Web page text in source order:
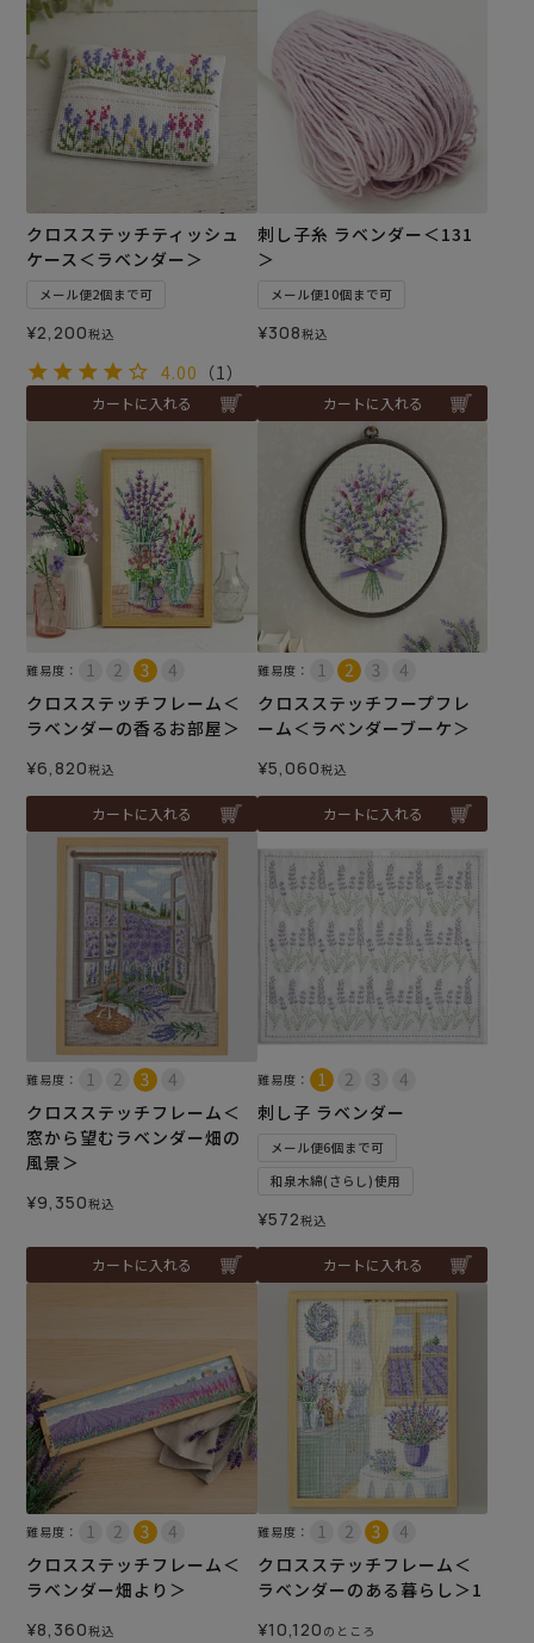
クロスステッチティッシュ
ケース＜ラベンダー＞
メール便2個まで可
¥2,200税込
4.00 （1）
カートに入れる
刺し子糸 ラベンダー＜131
＞
メール便10個まで可
¥308税込
カートに入れる
難易度：
クロスステッチフレーム＜
ラベンダーの香るお部屋＞
¥6,820税込
カートに入れる
難易度：
クロスステッチフープフレ
ーム＜ラベンダーブーケ＞
¥5,060税込
カートに入れる
難易度：
クロスステッチフレーム＜
窓から望むラベンダー畑の
風景＞
¥9,350税込
カートに入れる
難易度：
刺し子 ラベンダー
メール便6個まで可
和泉木綿(さらし)使用
¥572税込
カートに入れる
難易度：
クロスステッチフレーム＜
ラベンダー畑より＞
¥8,360税込
難易度：
クロスステッチフレーム＜
ラベンダーのある暮らし＞1
¥10,120 のところ